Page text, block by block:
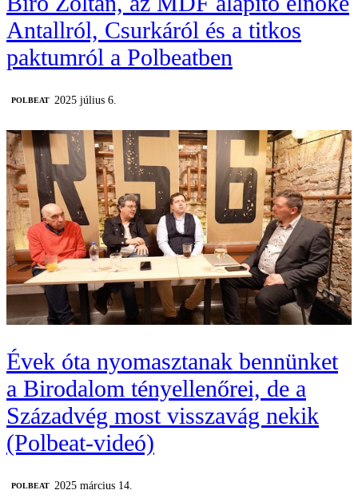
Antallról, Csurkáról és a titkos
paktumról a Polbeatben
‎POLBEAT 2025 július 6.
Évek óta nyomasztanak bennünket
a Birodalom tényellenőrei, de a
Századvég most visszavág nekik
(Polbeat-videó)
‎POLBEAT
2025 március 14.